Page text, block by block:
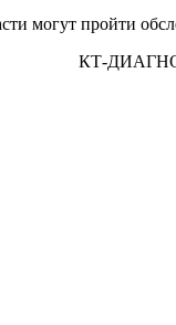
могут пройти